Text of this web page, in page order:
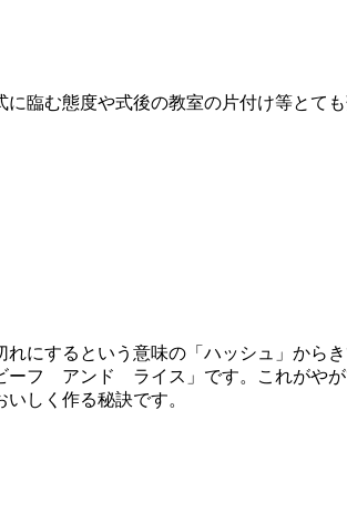
臨む態度や式後の教室の片付け等とて
にするという意味の「ハッシュ」から
ーフ アンド ライス」です。これがや
しく作る秘訣です。